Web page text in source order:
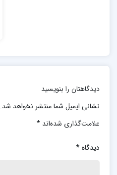
دیدگاهتان را بنویسید
نشانی ایمیل شما منتشر نخواهد شد.
علامت‌گذاری شده‌اند *
دیدگاه *